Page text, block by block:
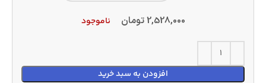
2,528,000تومان ناموجود
افزودن به سبد خرید